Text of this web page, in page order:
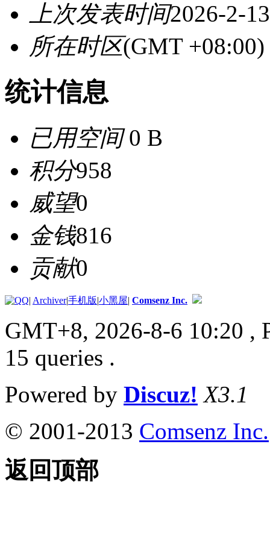
上次发表时间2026-2-
所在时区(GMT
统计信息
已用空间0 B
积分958
威望0
金钱816
贡献0
| Archiver|手机版|小黑屋| Comsenz Inc.
GMT+8, 2026-8-6 10:20 ,
15 queries .
Powered by Discuz! X3.1
© 2001-2013 Comsenz Inc.
返回顶部